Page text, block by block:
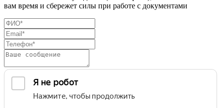
вам время и сбережет силы при работе с документами